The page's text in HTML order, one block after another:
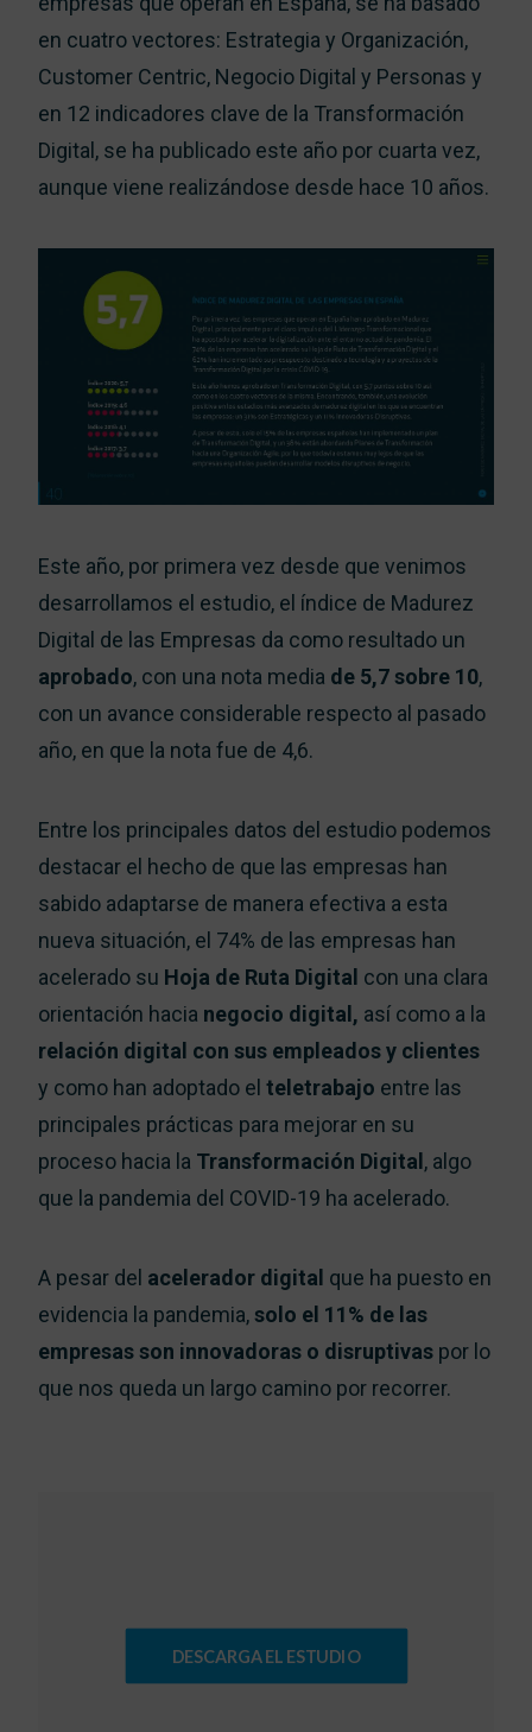
en cuatro vectores: Estrategia y Organización,
Customer Centric, Negocio Digital y Personas y
en 12 indicadores clave de la Transformación
Digital, se ha publicado este año por cuarta vez,
aunque viene realizándose desde hace 10 años.
Este año, por primera vez desde que venimos
desarrollamos el estudio, el índice de Madurez
Digital de las Empresas da como resultado un
aprobado, con una nota media de 5,7 sobre 10,
con un avance considerable respecto al pasado
año, en que la nota fue de 4,6.
Entre los principales datos del estudio podemos
destacar el hecho de que las empresas han
sabido adaptarse de manera efectiva a esta
nueva situación, el 74% de las empresas han
acelerado su Hoja de Ruta Digital con una clara
orientación hacia negocio digital, así como a la
relación digital con sus empleados y clientes
y como han adoptado el teletrabajo entre las
principales prácticas para mejorar en su
proceso hacia la Transformación Digital , algo
que la pandemia del COVID-19 ha acelerado.
A pesar del acelerador digital que ha puesto en
evidencia la pandemia,solo el 11% de las
empresas son innovadoras o disruptivas por lo
que nos queda un largo camino por recorrer.
DESCARGA EL ESTUDIO